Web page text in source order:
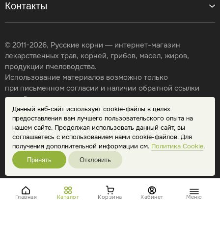
Данный веб-сайт использует cookie-файлы в целях
предоставления вам лучшего пользовательского опыта на
нашем сайте. Продолжая использовать данный сайт, вы
соглашаетесь с использованием нами cookie-файлов. Для
получения дополнительной информации см. Политика Cookie.
Принять Отклонить
Главная Каталог Корзина Кабинет Меню
Контакты
© 2011-2026, Русские корни — интернет-магазин
лекарственных трав, корней, грибов, масел, жиров,
продукции пчеловодства.
Использование материалов возможно только
при письменном согласии и наличии обратной ссылки
на сайт.
Карта сайта
Политика конфиденциальности
Публичная оферта
Обработка персональных данных